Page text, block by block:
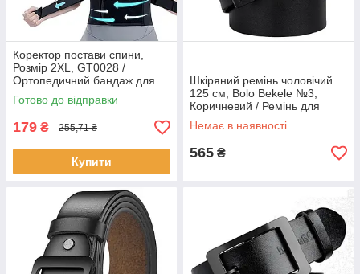
Коректор постави спини,
Розмір 2XL, GT0028 /
Ортопедичний бандаж для
постави спини / Корсет для
вирівнювання спини
Готово до відправки
179 ₴ 255,71 ₴
Купити
Шкіряний ремінь чоловічий
125 см, Bolo Bekele №3,
Коричневий / Ремінь для
штанів / Ремінь шкіряний
Немає в наявності
565 ₴